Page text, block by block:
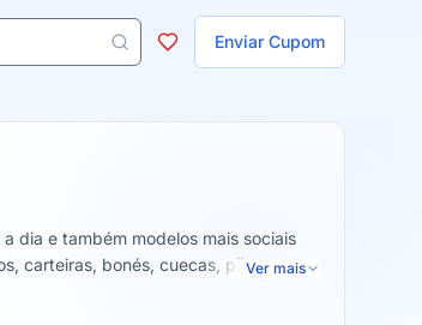
Enviar Cupom
dia e também modelos mais sociais
carteiras, bonés, cuecas, pijamas,
Ver mais